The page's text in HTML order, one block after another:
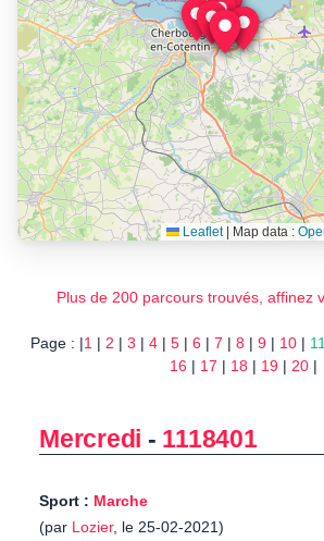
Leaflet Map data :
Plus de 200 parcours trouvés, affinez
Page : |1 | 2 | 3 | 4 | 5 | 6 | 7 | 8 | 9 | 10 |
16 | 17 | 18 | 19 | 20 |
Mercredi - 1118401
Sport : Marche
(par Lozier, le 25-02-2021)